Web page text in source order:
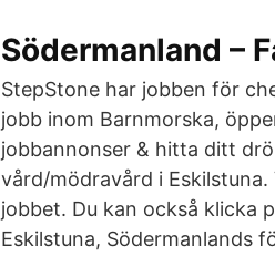
Södermanland –
StepStone har jobben för
jobb inom Barnmorska,
jobbannonser & hitta ditt
vård/mödravård i
jobbet. Du kan också klicka
Eskilstuna, Södermanlands